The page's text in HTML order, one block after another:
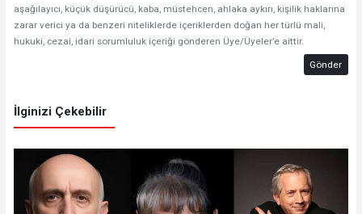
aşağılayıcı, küçük düşürücü, kaba, müstehcen, ahlaka aykırı, kişilik haklarına
zarar verici ya da benzeri niteliklerde içeriklerden doğan her türlü mali,
hukuki, cezai, idari sorumluluk içeriği gönderen Üye/Üyeler’e aittir.
Gönder
İlginizi Çekebilir